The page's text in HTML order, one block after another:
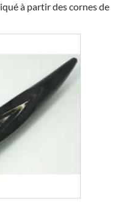
à partir des cornes de